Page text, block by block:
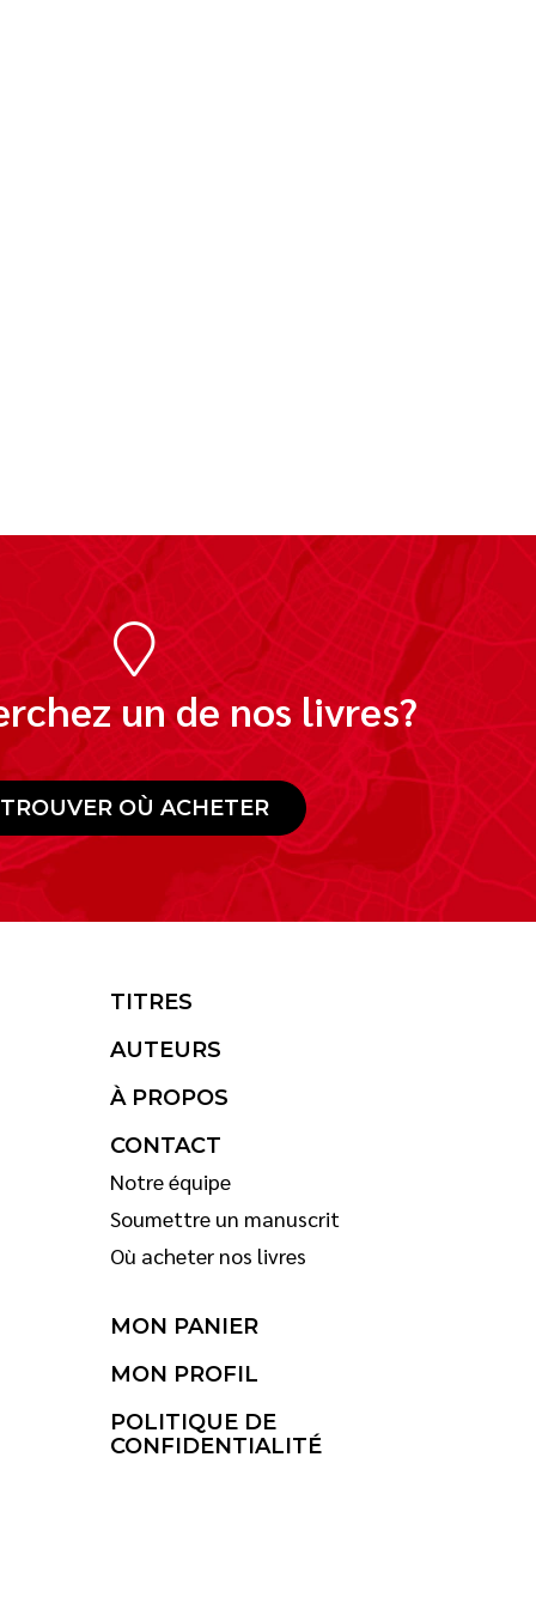
un de nos livres?
TROUVER OÙ ACHETER
TITRES
AUTEURS
À PROPOS
CONTACT
Notre équipe
Soumettre un manuscrit
Où acheter nos livres
MON PANIER
MON PROFIL
POLITIQUE DE
CONFIDENTIALITÉ